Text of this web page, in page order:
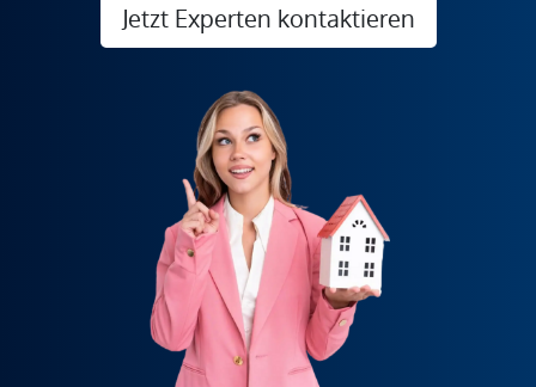
Jetzt Experten kontaktieren